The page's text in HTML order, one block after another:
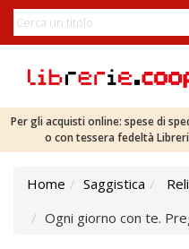
Per gli acquisti online: spese di
o con tessera fedeltà
Home Saggistica
Ogni giorno con te.